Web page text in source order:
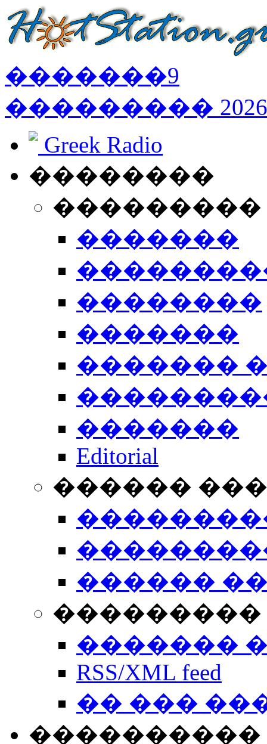
�������9
��������� 2026
Greek Radio
��������
�������
��������
�������
�������
�������
Editorial
������
������
���������
�������
RSS/XML feed
�� ���
����������